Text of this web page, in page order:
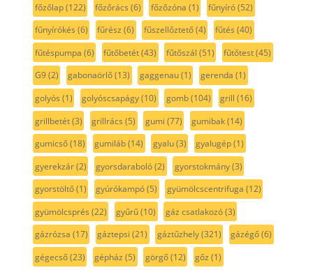
főzőlap(122) főzőrács (6) főzőzóna (1) fűnyíró(52)
fűnyírókés (6) fűrész (6) fűszellőztető(4) fűtés (40)
fűtéspumpa (6) fűtőbetét(43) fűtőszál (51) fűtőtest(45)
G9(2) gabonaörlő(13) gaggenau(1) gerenda (1)
golyós (1) golyóscsapágy(10) gomb(104) grill (16)
grillbetét(3) grillrács (5) gumi (77) gumibak(14)
gumicső(18) gumiláb(14) gyalu(3) gyalugép(1)
gyerekzár(2) gyorsdaraboló(2) gyorstokmány(3)
gyorstöltő(1) gyúrókampó(5) gyümölcscentrifuga (12)
gyümölcsprés (22) gyűrű(10) gáz csatlakozó(3)
gázrózsa (17) gáztepsi (21) gáztűzhely(321) gázégő(6)
gégecső(23) gépház (5) görgő(12) gőz (1)